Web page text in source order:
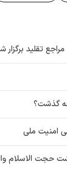
تقلید برگزار
گذشت؟
امنیت ملی
حجت الاسلام